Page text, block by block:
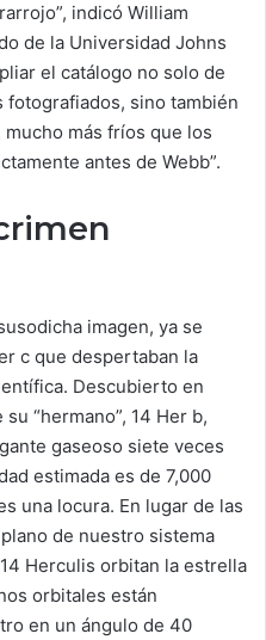
indicó William
de la Universidad Johns
el catálogo no solo de
sino también
más fríos que los
antes de Webb”.
imagen, ya se
c que despertaban la
Descubierto en
“hermano”, 14 Her b,
gaseoso siete veces
estimada es de 7,000
una locura. En lugar de las
de nuestro sistema
Herculis orbitan la estrella
orbitales están
en un ángulo de 40